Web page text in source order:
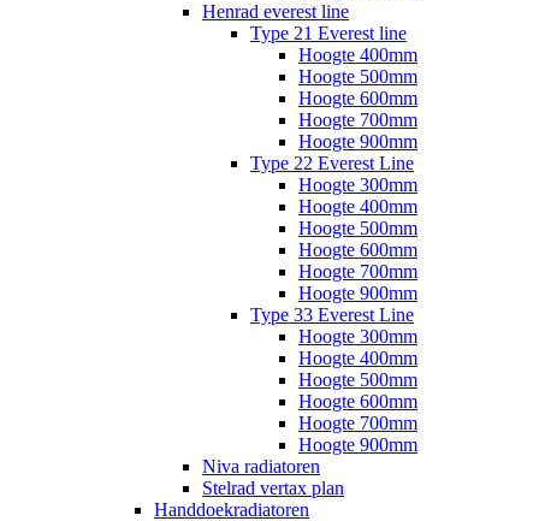
Henrad everest line
Type 21 Everest line
Hoogte 400mm
Hoogte 500mm
Hoogte 600mm
Hoogte 700mm
Hoogte 900mm
Type 22 Everest Line
Hoogte 300mm
Hoogte 400mm
Hoogte 500mm
Hoogte 600mm
Hoogte 700mm
Hoogte 900mm
Type 33 Everest Line
Hoogte 300mm
Hoogte 400mm
Hoogte 500mm
Hoogte 600mm
Hoogte 700mm
Hoogte 900mm
Niva radiatoren
Stelrad vertax plan
Handdoekradiatoren